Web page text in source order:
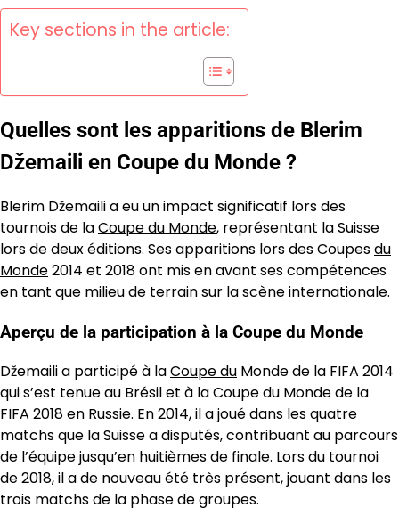
Key sections in the article:
Quelles sont les apparitions de Blerim
Džemaili en Coupe du Monde ?
Blerim Džemaili a eu un impact significatif lors des
tournois de laCoupe du Monde, représentant la Suisse
lors de deux éditions. Ses apparitions lors des Coupesdu
Monde2014 et 2018 ont mis en avant ses compétences
en tant que milieu de terrain sur la scène internationale.
Aperçu de la participation à la Coupe du Monde
Džemaili a participé à laCoupe du Monde de la FIFA 2014
qui s’est tenue au Brésil et à la Coupe du Monde de la
FIFA 2018 en Russie. En 2014, il a joué dans les quatre
matchs que la Suisse a disputés, contribuant au parcours
de l’équipe jusqu’en huitièmes de finale. Lors du tournoi
de 2018, il a de nouveau été très présent, jouant dans les
trois matchs de la phase de groupes.